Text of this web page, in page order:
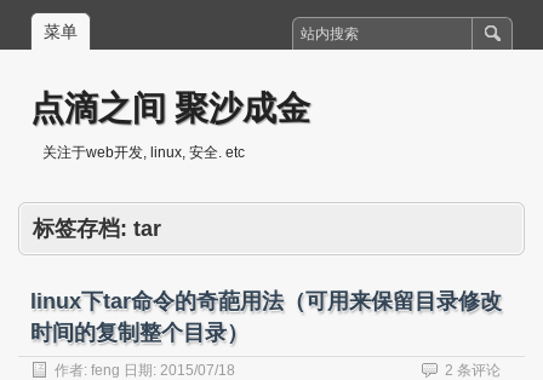
菜单
点滴之间 聚沙成金
关注于web开发, linux, 安全. etc
标签存档: tar
linux下tar命令的奇葩用法（可用来保留目录修改
时间的复制整个目录）
作者: feng 日期: 2015/07/18 2 条评论